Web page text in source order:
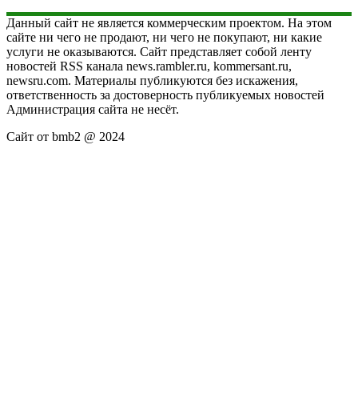
Данный сайт не является коммерческим проектом. На этом
сайте ни чего не продают, ни чего не покупают, ни какие
услуги не оказываются. Сайт представляет собой ленту
новостей RSS канала news.rambler.ru, kommersant.ru,
newsru.com. Материалы публикуются без искажения,
ответственность за достоверность публикуемых новостей
Администрация сайта не несёт.
Сайт от bmb2 @ 2024